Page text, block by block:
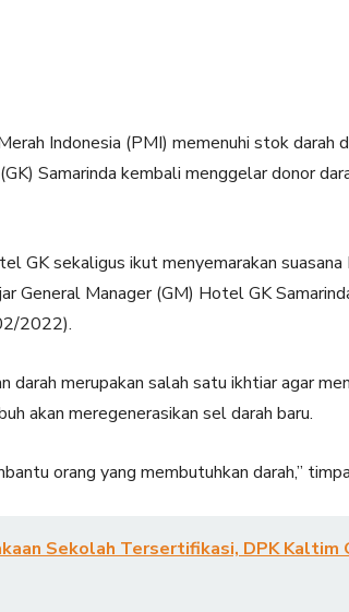
Indonesia (PMI) memenuhi stok darah
Samarinda kembali menggelar donor
GK sekaligus ikut menyemarakan
General Manager (GM) Hotel GK
2022).
darah merupakan salah satu ikhtiar agar
akan meregenerasikan sel darah baru.
orang yang membutuhkan darah,”
Sekolah Tersertifikasi, DPK Kaltim